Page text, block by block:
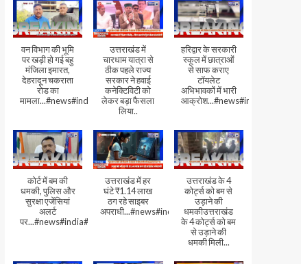
वन विभाग की भूमि
पर खड़ी हो गई बहु
मंजिला इमारत,
देहरादून चकराता
रोड का
मामला...#news#india#video
उत्तराखंड में
चारधाम यात्रा से
ठीक पहले राज्य
सरकार ने हवाई
कनेक्टिविटी को
लेकर बड़ा फैसला
लिया..
हरिद्वार के सरकारी
स्कूल में छात्राओं
से साफ कराए
टॉयलेट
अभिभावकों में भारी
आक्रोश...#news#india
कोर्ट में बम की
धमकी, पुलिस और
सुरक्षा एजेंसियां
अलर्ट
पर...#news#india#video#viral
उत्तराखंड में हर
घंटे ₹1.14 लाख
ठग रहे साइबर
अपराधी...#news#india#video#viral
उत्तराखंड के 4
कोर्ट्स को बम से
उड़ाने की
धमकीउत्तराखंड
के 4 कोर्ट्स को बम
से उड़ाने की
धमकी मिली...